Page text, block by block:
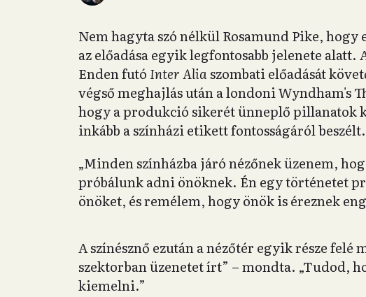
Nem hagyta szó nélkül Rosamund Pike, hogy
az előadása egyik legfontosabb jelenete alatt.
Enden futó Inter Aliaszombati előadását
végső meghajlás után a londoni Wyndham's
hogy a produkció sikerét ünneplő pillanatok
inkább a színházi etikett fontosságáról beszélt.
„Minden színházba járó nézőnek üzenem,
próbálunk adni önöknek. Én egy történetet
önöket, és remélem, hogy önök is éreznek
A színésznő ezután a nézőtér egyik része felé
szektorban üzenetet írt” – mondta. „Tudod,
kiemelni.”